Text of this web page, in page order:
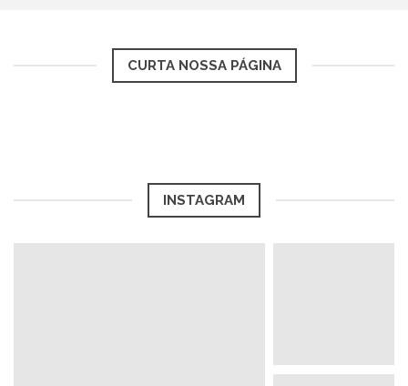
CURTA NOSSA PÁGINA
INSTAGRAM